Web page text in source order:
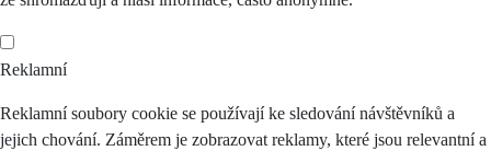
Reklamní
Reklamní soubory cookie se používají ke sledování návštěvníků a
jejich chování. Záměrem je zobrazovat reklamy, které jsou relevantní a